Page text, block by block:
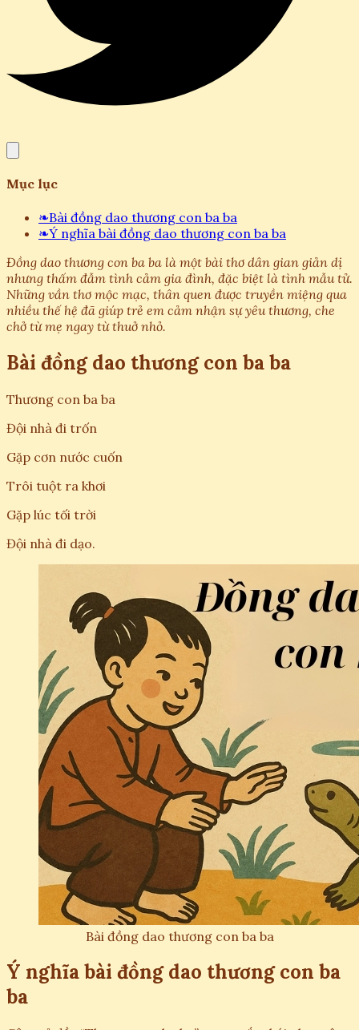
Mục lục
❧Bài đồng dao thương con ba ba
❧Ý nghĩa bài đồng dao thương con ba ba
Đồng dao thương con ba ba là một bài thơ dân gian giản dị
nhưng thấm đẫm tình cảm gia đình, đặc biệt là tình mẫu tử.
Những vần thơ mộc mạc, thân quen được truyền miệng qua
nhiều thế hệ đã giúp trẻ em cảm nhận sự yêu thương, che
chở từ mẹ ngay từ thuở nhỏ.
Bài đồng dao thương con ba ba
Thương con ba ba
Đội nhà đi trốn
Gặp cơn nước cuốn
Trôi tuột ra khơi
Gặp lúc tối trời
Đội nhà đi dạo.
Bài đồng dao thương con ba ba
Ý nghĩa bài đồng dao thương con ba
ba